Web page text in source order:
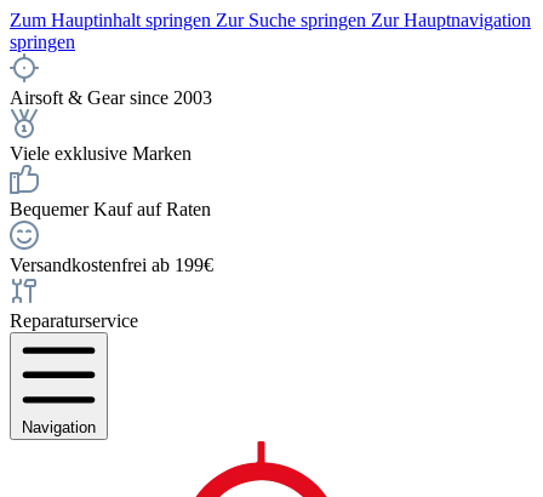
Zum Hauptinhalt springen Zur Suche springen Zur Hauptnavigation
springen
Airsoft & Gear since 2003
Viele exklusive Marken
Bequemer Kauf auf Raten
Versandkostenfrei ab 199€
Reparaturservice
Navigation